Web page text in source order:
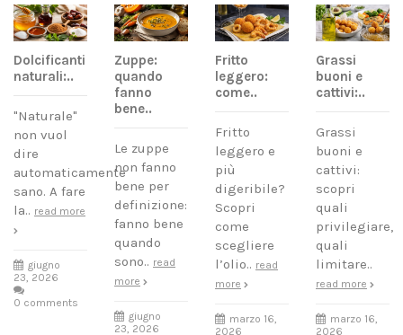
Dolcificanti
naturali:..
"Naturale"
non vuol
dire
automaticamente
sano. A fare
la.. read more
giugno
23, 2026
0 comments
Zuppe:
quando
fanno
bene..
Le zuppe
non fanno
bene per
definizione:
fanno bene
quando
sono.. read
more
giugno
23, 2026
Fritto
leggero:
come..
Fritto
leggero e
più
digeribile?
Scopri
come
scegliere
l’olio.. read
more
marzo 16,
2026
Grassi
buoni e
cattivi:..
Grassi
buoni e
cattivi:
scopri
quali
privilegiare,
quali
limitare..
read more
marzo 16,
2026